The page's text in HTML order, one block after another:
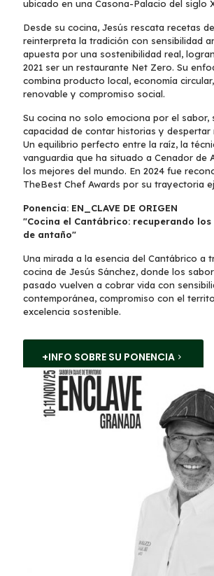
ubicado en una Casona-Palacio del siglo
Desde su cocina, Jesús rescata recetas
reinterpreta la tradición con sensibilidad
apuesta por una sostenibilidad real,
2021 ser un restaurante Net Zero. Su
combina producto local, economía
renovable y compromiso social.
Su cocina no solo emociona por el sabor,
capacidad de contar historias y despertar
Un equilibrio perfecto entre la raíz, la
vanguardia que ha situado a Cenador de
los mejores del mundo. En 2024 fue
TheBest Chef Awards por su trayectoria
Ponencia: EN_CLAVE DE ORIGEN
"Cocina el Cantábrico: recuperando los
de antaño"
Una mirada a la esencia del Cantábrico a
cocina de Jesús Sánchez, donde los
pasado vuelven a cobrar vida con
contemporánea, compromiso con el
excelencia sostenible.
+INFO SOBRE SU PONENCIA